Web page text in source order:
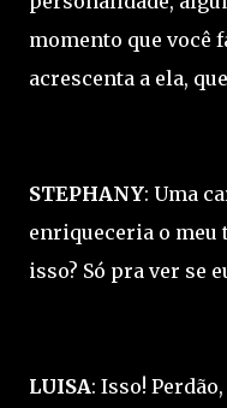
momento que você
acrescenta a ela,
STEPHANY: Uma
enriqueceria o meu
isso? Só pra ver se
LUISA: Isso!